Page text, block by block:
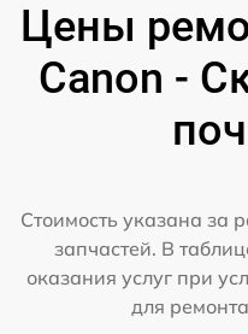
Цены
Canon -
Стоимость указана за
запчастей. В
оказания услуг при
для